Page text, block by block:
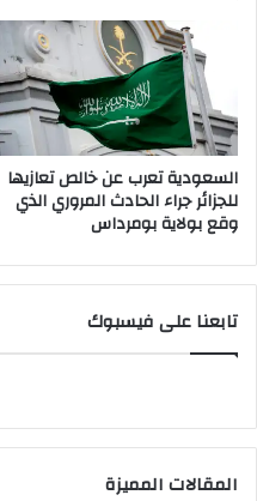
السعودية تعرب عن خالص تعازيها
للجزائر جراء الحادث المروري الذي
وقع بولاية بومرداس
تابعنا على فيسبوك
المقالات المميزة